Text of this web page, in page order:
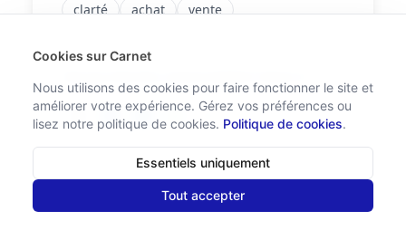
clarté achat vente
Cookies sur Carnet
Nous utilisons des cookies pour faire fonctionner le site et
améliorer votre expérience. Gérez vos préférences ou
lisez notre politique de cookies. Politique de cookies.
Essentiels uniquement
Tout accepter